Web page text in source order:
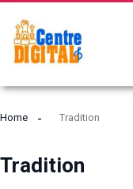
Home Tradition
Tradition